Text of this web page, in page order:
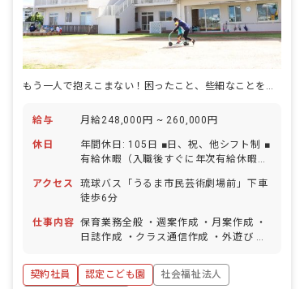
もう一人で抱えこまない！困ったこと、些細なことを気軽に相談できる環境♪
給与 月給248,000円 ~ 260,000円
休日
年間休日: 105日 ■日、祝、他シフト制 ■
有給休暇（入職後すぐに年次有給休暇10
付与日数は異なります)） ■年末年始休暇
アクセス
琉球バス「うるま市民芸術劇場前」下車
徒歩6分
仕事内容 保育業務全般 ・週案作成 ・月案作成 ・
日誌作成 ・クラス通信作成 ・外遊び ・
異年齢（縦割り)保育 ■園児年齢層：0～
5歳児 ■書類作成ツール導入：あり ■保
契約社員 認定こども園
社会福祉法人